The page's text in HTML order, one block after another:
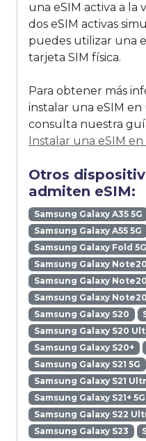
una eSIM activa a la
dos eSIM activas
puedes utilizar una
tarjeta SIM física.
Para obtener más
instalar una eSIM
consulta nuestra
Instalar una eSIM
Otros
admiten eSIM:
Samsung Galaxy A35 5G
Samsung Galaxy A55 5G
Samsung Galaxy Fold 5G
Samsung Galaxy
Samsung Galaxy
Samsung Galaxy
Samsung Galaxy S20
Samsung Galaxy S20
Samsung Galaxy S20+
Samsung Galaxy S21 5G
Samsung Galaxy S21
Samsung Galaxy S21+ 5G
Samsung Galaxy S22
Samsung Galaxy S23